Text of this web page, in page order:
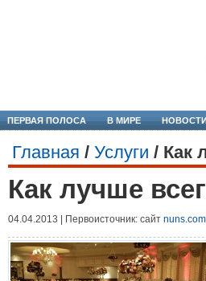
ПЕРВАЯ ПОЛОСА В МИРЕ
Главная / Услуги / Как
Как лучше
04.04.2013 | Первоисточник: сайт